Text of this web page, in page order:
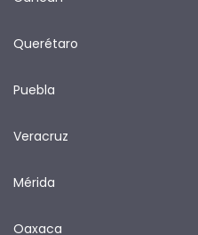
Querétaro
Puebla
Veracruz
Mérida
Oaxaca